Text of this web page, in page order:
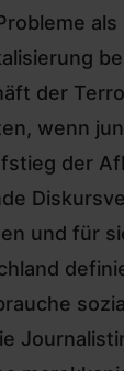
als
der
wenn
der
und für